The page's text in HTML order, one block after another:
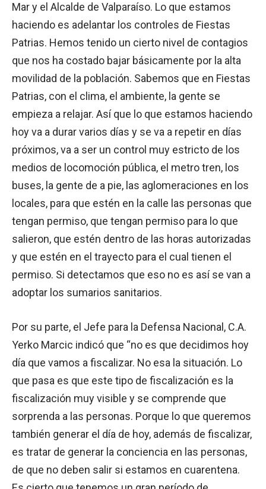
Mar y el Alcalde de Valparaíso. Lo que estamos
haciendo es adelantar los controles de Fiestas
Patrias. Hemos tenido un cierto nivel de contagios
que nos ha costado bajar básicamente por la alta
movilidad de la población. Sabemos que en Fiestas
Patrias, con el clima, el ambiente, la gente se
empieza a relajar. Así que lo que estamos haciendo
hoy va a durar varios días y se va a repetir en días
próximos, va a ser un control muy estricto de los
medios de locomoción pública, el metro tren, los
buses, la gente de a pie, las aglomeraciones en los
locales, para que estén en la calle las personas que
tengan permiso, que tengan permiso para lo que
salieron, que estén dentro de las horas autorizadas
y que estén en el trayecto para el cual tienen el
permiso. Si detectamos que eso no es así se van a
adoptar los sumarios sanitarios.
Por su parte, el Jefe para la Defensa Nacional, C.A.
Yerko Marcic indicó que “no es que decidimos hoy
día que vamos a fiscalizar. No esa la situación. Lo
que pasa es que este tipo de fiscalización es la
fiscalización muy visible y se comprende que
sorprenda a las personas. Porque lo que queremos
también generar el día de hoy, además de fiscalizar,
es tratar de generar la conciencia en las personas,
de que no deben salir si estamos en cuarentena.